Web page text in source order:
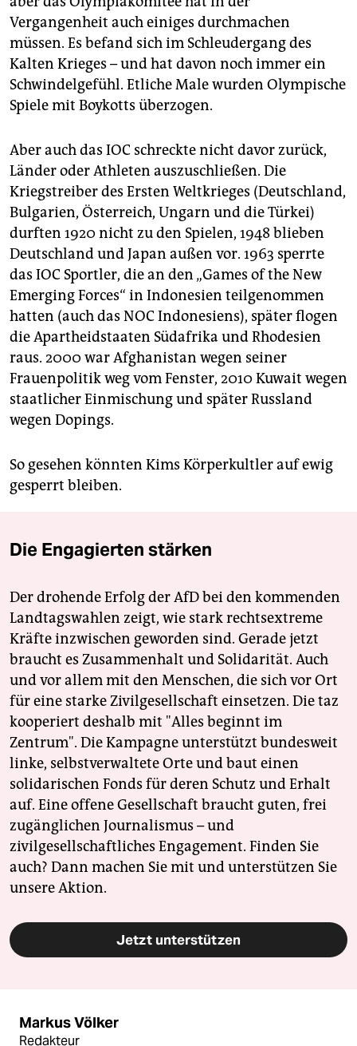
Vergangenheit auch einiges durchmachen
müssen. Es befand sich im Schleudergang des
Kalten Krieges – und hat davon noch immer ein
Schwindelgefühl. Etliche Male wurden Olympische
Spiele mit Boykotts überzogen.
Aber auch das IOC schreckte nicht davor zurück,
Länder oder Athleten auszuschließen. Die
Kriegstreiber des Ersten Weltkrieges (Deutschland,
Bulgarien, Österreich, Ungarn und die Türkei)
durften 1920 nicht zu den Spielen, 1948 blieben
Deutschland und Japan außen vor. 1963 sperrte
das IOC Sportler, die an den „Games of the New
Emerging Forces“ in Indonesien teilgenommen
hatten (auch das NOC Indonesiens), später flogen
die Apartheidstaaten Südafrika und Rhodesien
raus. 2000 war Afghanistan wegen seiner
Frauenpolitik weg vom Fenster, 2010 Kuwait wegen
staatlicher Einmischung und später Russland
wegen Dopings.
So gesehen könnten Kims Körperkultler auf ewig
gesperrt bleiben.
Die Engagierten stärken
Der drohende Erfolg der AfD bei den kommenden
Landtagswahlen zeigt, wie stark rechtsextreme
Kräfte inzwischen geworden sind. Gerade jetzt
braucht es Zusammenhalt und Solidarität. Auch
und vor allem mit den Menschen, die sich vor Ort
für eine starke Zivilgesellschaft einsetzen. Die taz
kooperiert deshalb mit "Alles beginnt im
Zentrum". Die Kampagne unterstützt bundesweit
linke, selbstverwaltete Orte und baut einen
solidarischen Fonds für deren Schutz und Erhalt
auf. Eine offene Gesellschaft braucht guten, frei
zugänglichen Journalismus – und
zivilgesellschaftliches Engagement. Finden Sie
auch? Dann machen Sie mit und unterstützen Sie
unsere Aktion.
Jetzt unterstützen
Markus Völker
Redakteur